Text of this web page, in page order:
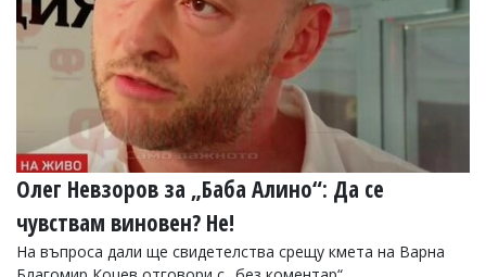
Олег Невзоров за „Баба Алино“: Да се
чувствам виновен? Не!
На въпроса дали ще свидетелства срещу кмета на Варна